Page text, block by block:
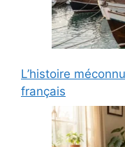
L’histoire
français